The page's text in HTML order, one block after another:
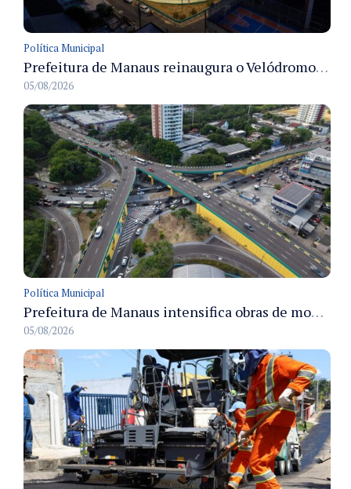
Política Municipal
Prefeitura de Manaus reinaugura o Velódromo Professora Alzira Campos e entrega espaço esportivo totalmente revitalizado
05/08/2026
Política Municipal
Prefeitura de Manaus intensifica obras de modernização no viaduto Miguel Arraes para ampliar segurança e acessibilidade na região
05/08/2026